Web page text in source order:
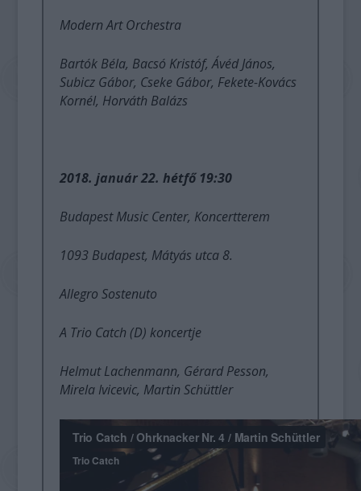
Modern Art Orchestra
Bartók Béla, Bacsó Kristóf, Ávéd János,
Subicz Gábor, Cseke Gábor, Fekete-Kovács
Kornél, Horváth Balázs
2018. január 22. hétfő 19:30
Budapest Music Center, Koncertterem
1093 Budapest, Mátyás utca 8.
Allegro Sostenuto
A Trio Catch (D) koncertje
Helmut Lachenmann, Gérard Pesson,
Mirela Ivicevic, Martin Schüttler